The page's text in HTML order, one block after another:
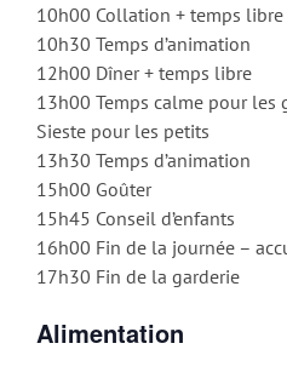
10h00 Collation + temps libre
10h30 Temps d’animation
12h00 Dîner + temps libre
13h00 Temps calme pour les
Sieste pour les petits
13h30 Temps d’animation
15h00 Goûter
15h45 Conseil d’enfants
16h00 Fin de la journée –
17h30 Fin de la garderie
Alimentation